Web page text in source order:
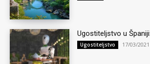
Ugostiteljstvo u
Ugostiteljstvo 17/03/2021